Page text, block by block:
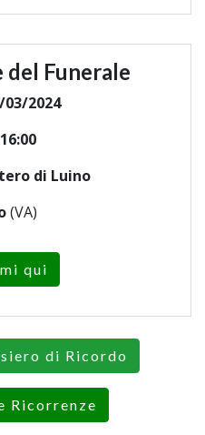
del Funerale
03/2024
16:00
di Luino
(VA)
qui
di Ricordo
Ricorrenze